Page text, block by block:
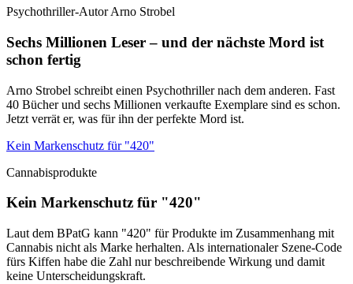
Psychothriller-Autor Arno Strobel
Sechs Millionen Leser – und der nächste Mord ist
schon fertig
Arno Strobel schreibt einen Psychothriller nach dem anderen. Fast
40 Bücher und sechs Millionen verkaufte Exemplare sind es schon.
Jetzt verrät er, was für ihn der perfekte Mord ist.
Kein Markenschutz für "420"
Cannabisprodukte
Kein Markenschutz für "420"
Laut dem BPatG kann "420" für Produkte im Zusammenhang mit
Cannabis nicht als Marke herhalten. Als internationaler Szene-Code
fürs Kiffen habe die Zahl nur beschreibende Wirkung und damit
keine Unterscheidungskraft.